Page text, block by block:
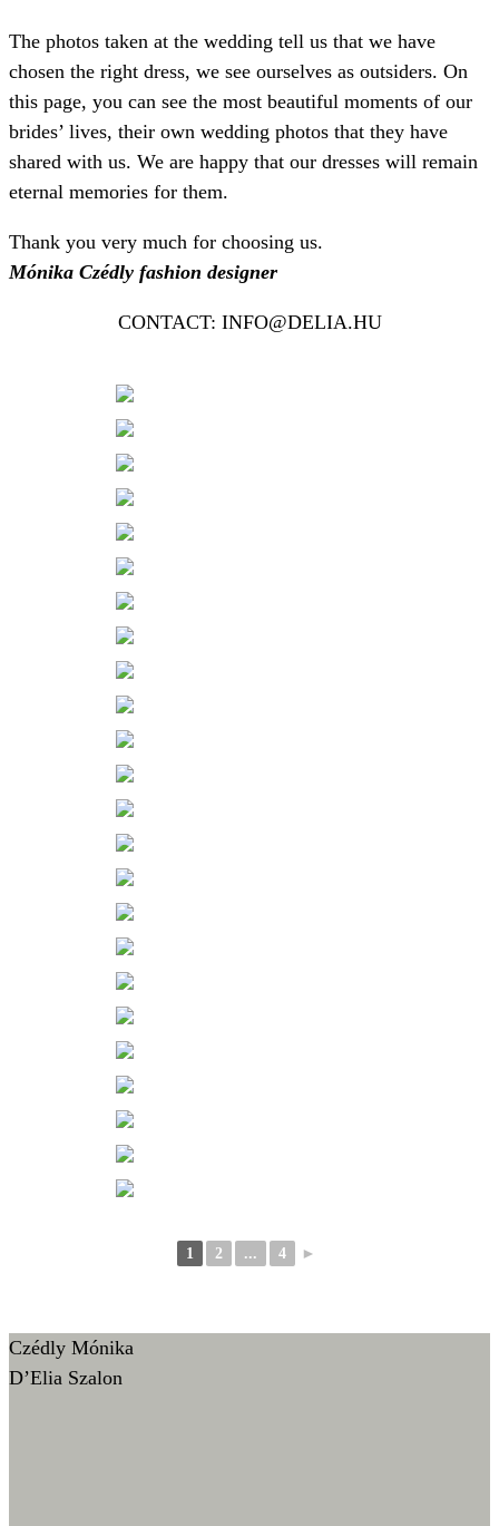
The photos taken at the wedding tell us that we have
chosen the right dress, we see ourselves as outsiders. On
this page, you can see the most beautiful moments of our
brides’ lives, their own wedding photos that they have
shared with us. We are happy that our dresses will remain
eternal memories for them.
Thank you very much for choosing us.
Mónika Czédly fashion designer
CONTACT: INFO@DELIA.HU
1 2 ... 4 ►
Czédly Mónika
D’Elia Szalon